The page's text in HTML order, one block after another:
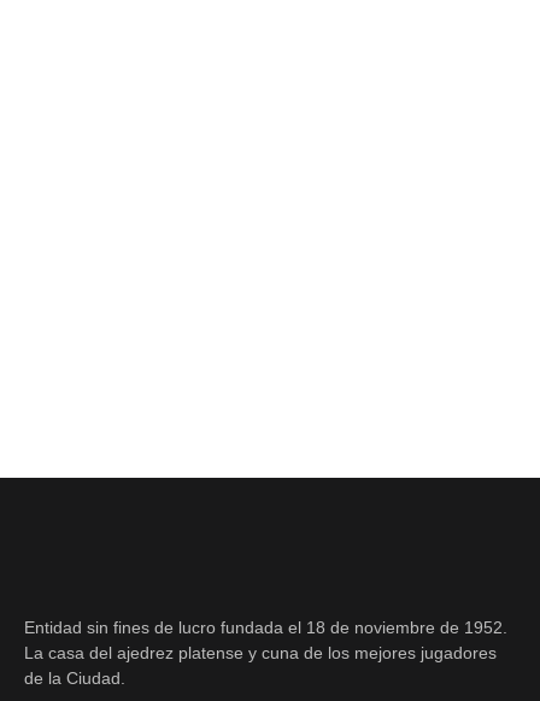
Entidad sin fines de lucro fundada el 18 de noviembre de 1952.
La casa del ajedrez platense y cuna de los mejores jugadores
de la Ciudad.